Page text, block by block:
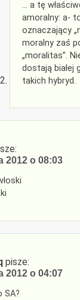
… a tę
amoralny: a-
oznaczający
moralny zaś
„moralitas”.
dostają białej
takich hybryd.
2012 o 08:03
pisze:
2012 o 04:07
SA?